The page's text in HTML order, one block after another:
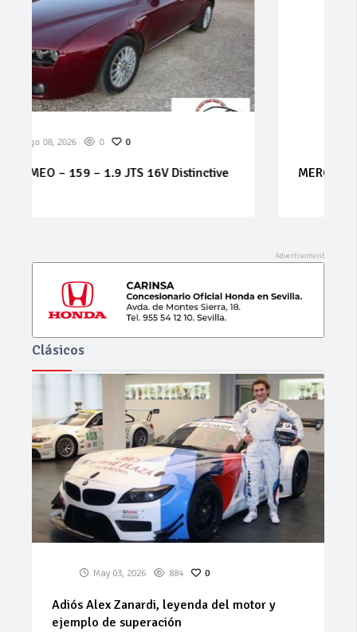
Ago 07, 2026
MERCEDES Sprinter 314 cdi
Clásicos
May 03, 2026 884 0
Adiós Alex Zanardi, leyenda del motor y
ejemplo de superación